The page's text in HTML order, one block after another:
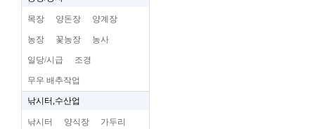
목장 양돈장 양계장
농장 꽃농장 농사
일당/시급 조경
무우 배추작업
낚시터,수산업
낚시터 양식장 가두리